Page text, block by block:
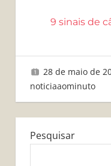
Post
9 sinais de
28 de maio de
noticiaaominuto
Pesquisar